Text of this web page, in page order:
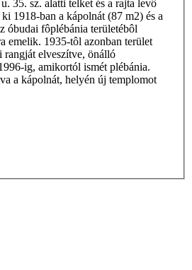
35. sz. alatti telket és a rajta levô
1918-ban a kápolnát (87 m2) és a
óbudai fôplébánia területébôl
emelik. 1935-tôl azonban terület
rangját elveszítve, önálló
ig, amikortól ismét plébánia.
a kápolnát, helyén új templomot